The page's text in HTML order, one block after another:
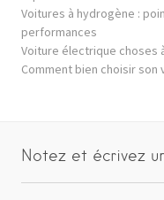
Voitures à hydrogène :
performances
Voiture électrique choses
Comment bien choisir son
Notez et écrivez